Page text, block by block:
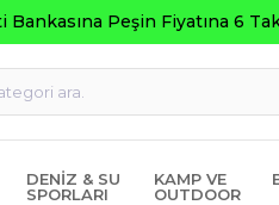
DENIZ & SU
SPORLARI
KAMP VE
OUTDOOR